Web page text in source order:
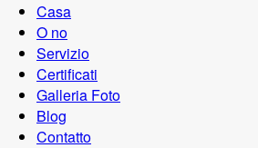
Casa
O no
Servizio
Certificati
Galleria Foto
Blog
Contatto